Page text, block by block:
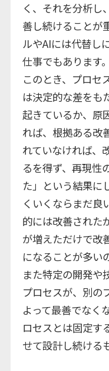
く、それを分析し
善し続けることが
ルやAIには代替し
仕事でもあります。
このとき、プロセ
は決定的な差をも
起きているか、原
れば、根拠ある改
れていなければ、
るを得ず、再現性
た」という結果に
くいくならまだ良
的には改善された
が増えただけで改
になることが多い
また特定の開発や
プロセスが、別の
よって最善でなく
ロセスとは固定す
せて設計し続ける